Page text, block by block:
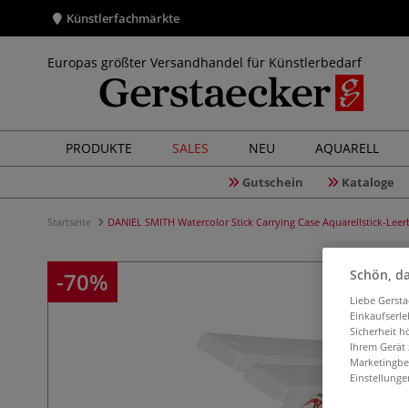
Künstlerfachmärkte
Europas größter Versandhandel für Künstlerbedarf
PRODUKTE SALES NEU AQUARELL
Gutschein Kataloge
Startseite DANIEL SMITH Watercolor Stick Carrying Case Aquarellstick-
-70%
Schön,
Liebe
Sicherheit
Ihrem